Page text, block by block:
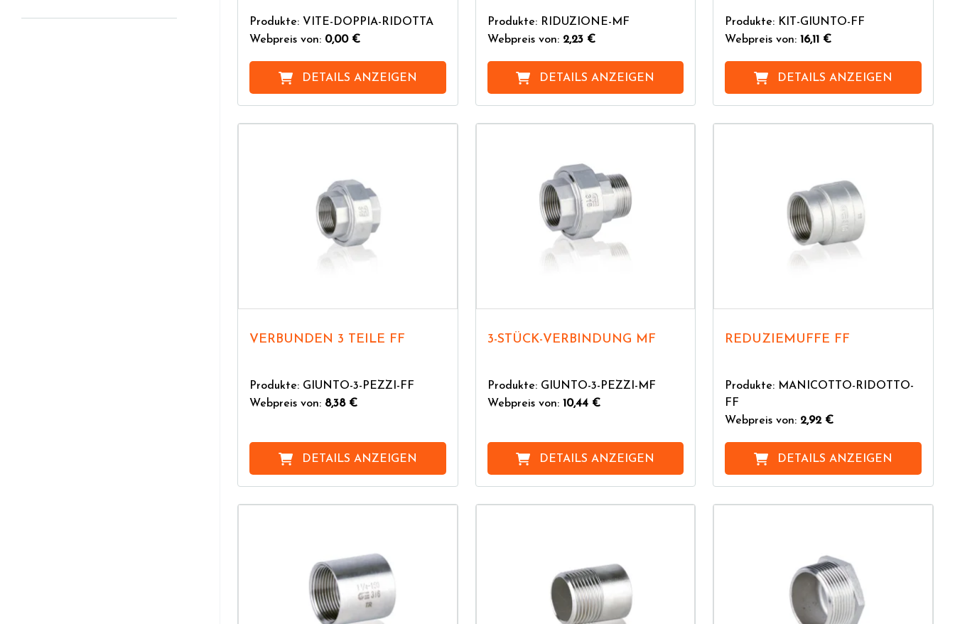
Produkte: VITE-DOPPIA-RIDOTTA
Webpreis von: 0,00 €
DETAILS ANZEIGEN
Produkte: RIDUZIONE-MF
Webpreis von: 2,23 €
DETAILS ANZEIGEN
Produkte: KIT-GIUNTO-FF
Webpreis von:16,11 €
DETAILS ANZEIGEN
VERBUNDEN 3 TEILE FF
Produkte: GIUNTO-3-PEZZI-FF
Webpreis von: 8,38 €
DETAILS ANZEIGEN
3-STÜCK-VERBINDUNG MF
Produkte: GIUNTO-3-PEZZI-MF
Webpreis von: 10,44 €
DETAILS ANZEIGEN
REDUZIEMUFFE FF
Produkte: MANICOTTO-RIDOTTO-
FF
Webpreis von: 2,92 €
DETAILS ANZEIGEN